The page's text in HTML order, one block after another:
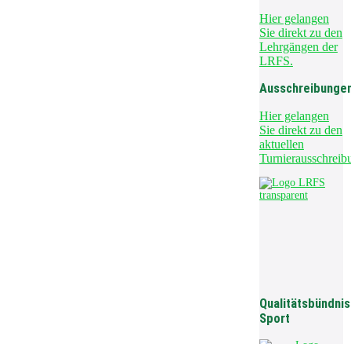
Hier gelangen
Sie direkt zu den
Lehrgängen der
LRFS.
Hier gelangen
Sie direkt zu den
aktuellen
Qualitätsbündnis
Sport